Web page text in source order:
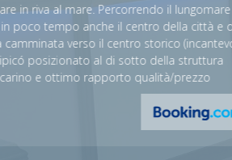
riva al mare. Percorrendo il lungomare si
tempo anche il centro della città e da lì
verso il centro storico (incantevole).
posizionato al di sotto della struttura
e ottimo rapporto qualità/prezzo